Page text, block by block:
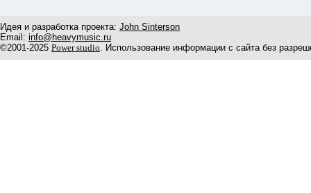
Идея и разработка проекта: John Sinterson
Email: info@heavymusic.ru
©2001-2025 Power studio. Использование информации с сайта без